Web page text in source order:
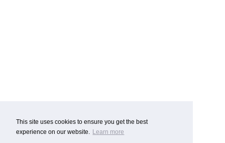
This site uses cookies to ensure you get the best
experience on our website. Learn more